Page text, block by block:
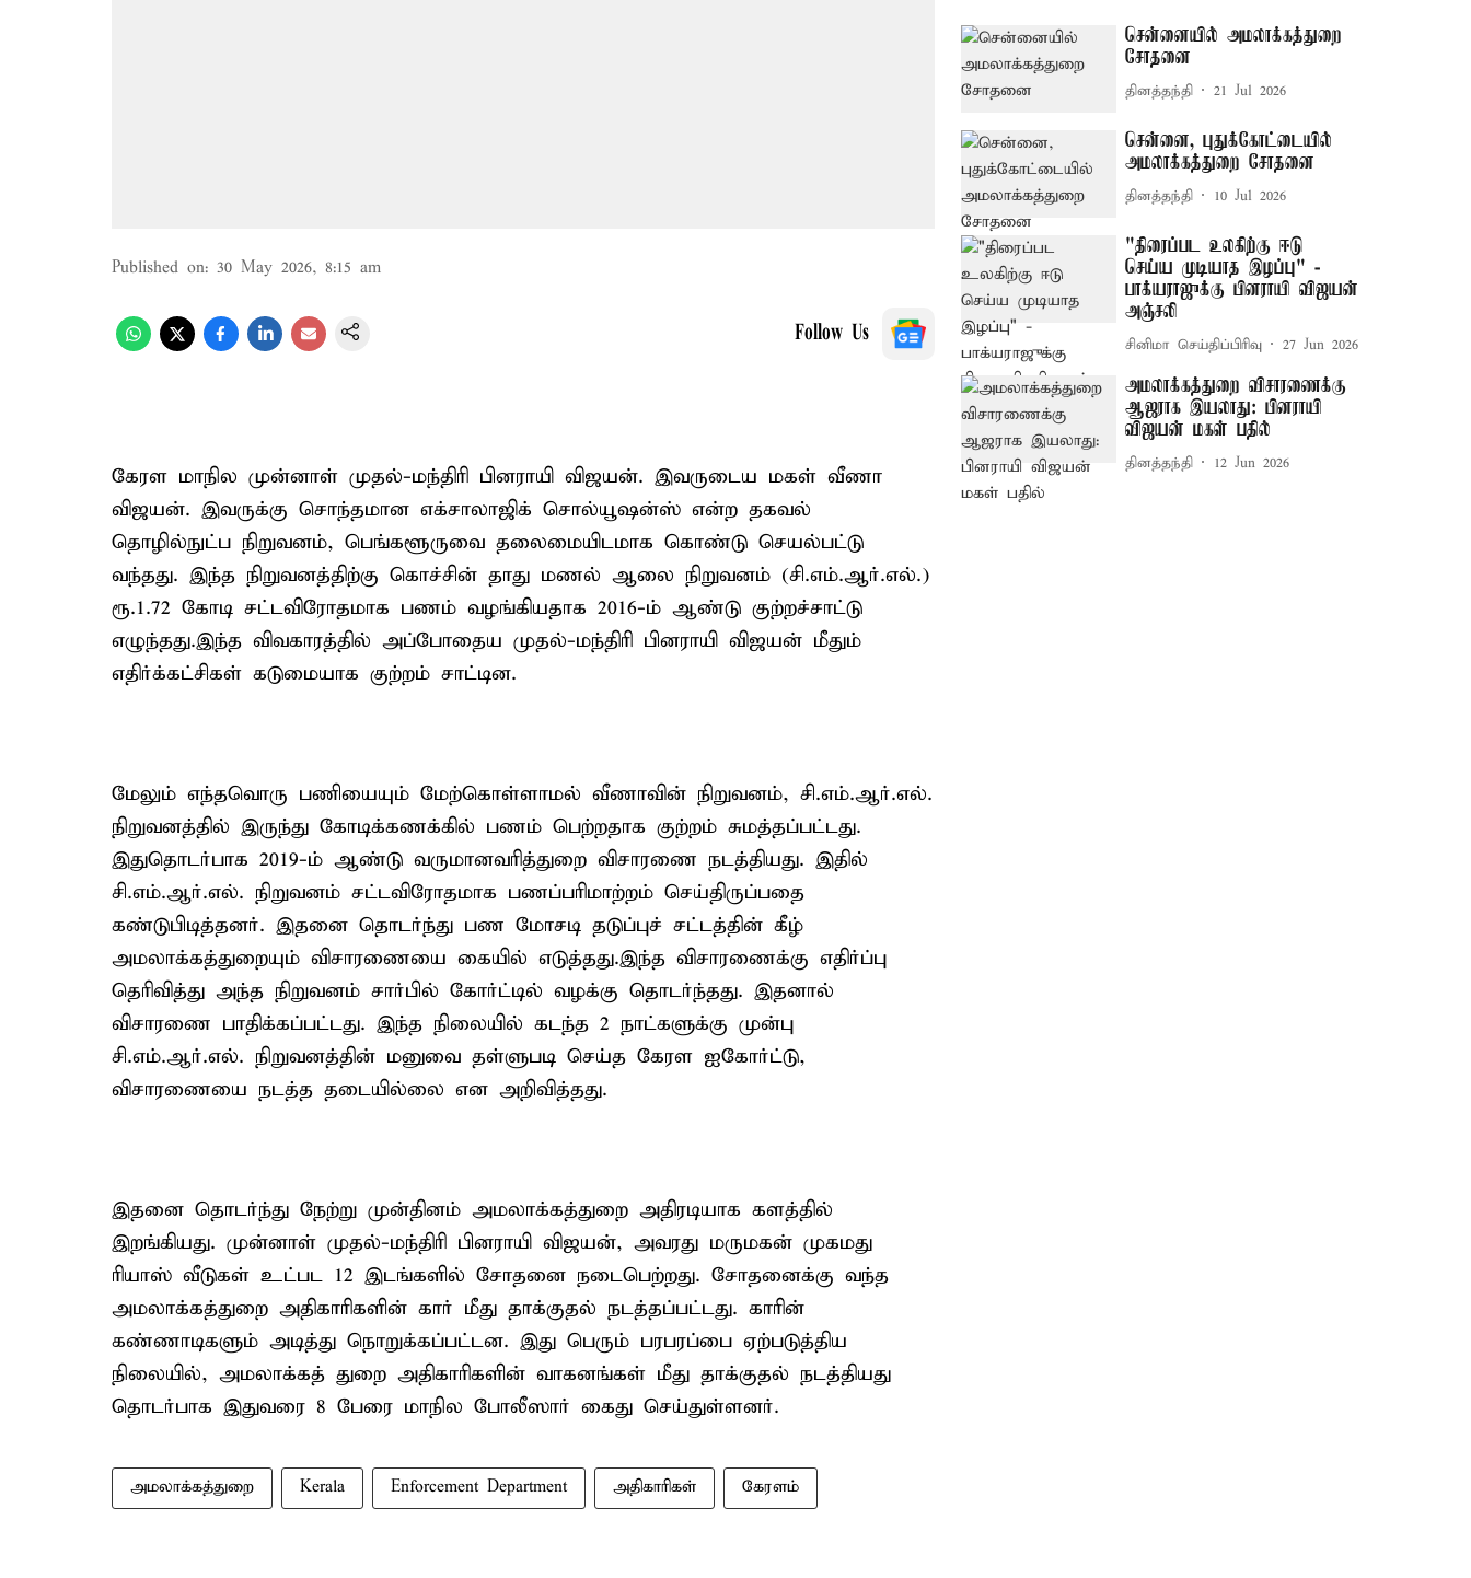
Published on: 30 May 2026, 8:15 am
Follow Us
கேரள மாநில முன்னாள் முதல்-மந்திரி பினராயி விஜயன். இவருடைய மகள் வீணா
விஜயன். இவருக்கு சொந்தமான எக்சாலாஜிக் சொல்யூஷன்ஸ் என்ற தகவல்
தொழில்நுட்ப நிறுவனம், பெங்களூருவை தலைமையிடமாக கொண்டு செயல்பட்டு
வந்தது. இந்த நிறுவனத்திற்கு கொச்சின் தாது மணல் ஆலை நிறுவனம் (சி.எம்.ஆர்.எல்.)
ரூ.1.72 கோடி சட்டவிரோதமாக பணம் வழங்கியதாக 2016-ம் ஆண்டு குற்றச்சாட்டு
எழுந்தது.இந்த விவகாரத்தில் அப்போதைய முதல்-மந்திரி பினராயி விஜயன் மீதும்
எதிர்க்கட்சிகள் கடுமையாக குற்றம் சாட்டின.
மேலும் எந்தவொரு பணியையும் மேற்கொள்ளாமல் வீணாவின் நிறுவனம், சி.எம்.ஆர்.எல்.
நிறுவனத்தில் இருந்து கோடிக்கணக்கில் பணம் பெற்றதாக குற்றம் சுமத்தப்பட்டது.
இதுதொடர்பாக 2019-ம் ஆண்டு வருமானவரித்துறை விசாரணை நடத்தியது. இதில்
சி.எம்.ஆர்.எல். நிறுவனம் சட்டவிரோதமாக பணப்பரிமாற்றம் செய்திருப்பதை
கண்டுபிடித்தனர். இதனை தொடர்ந்து பண மோசடி தடுப்புச் சட்டத்தின் கீழ்
அமலாக்கத்துறையும் விசாரணையை கையில் எடுத்தது.இந்த விசாரணைக்கு எதிர்ப்பு
தெரிவித்து அந்த நிறுவனம் சார்பில் கோர்ட்டில் வழக்கு தொடர்ந்தது. இதனால்
விசாரணை பாதிக்கப்பட்டது. இந்த நிலையில் கடந்த 2 நாட்களுக்கு முன்பு
சி.எம்.ஆர்.எல். நிறுவனத்தின் மனுவை தள்ளுபடி செய்த கேரள ஐகோர்ட்டு,
விசாரணையை நடத்த தடையில்லை என அறிவித்தது.
இதனை தொடர்ந்து நேற்று முன்தினம் அமலாக்கத்துறை அதிரடியாக களத்தில்
இறங்கியது. முன்னாள் முதல்-மந்திரி பினராயி விஜயன், அவரது மருமகன் முகமது
ரியாஸ் வீடுகள் உட்பட 12 இடங்களில் சோதனை நடைபெற்றது. சோதனைக்கு வந்த
அமலாக்கத்துறை அதிகாரிகளின் கார் மீது தாக்குதல் நடத்தப்பட்டது. காரின்
கண்ணாடிகளும் அடித்து நொறுக்கப்பட்டன. இது பெரும் பரபரப்பை ஏற்படுத்திய
நிலையில், அமலாக்கத் துறை அதிகாரிகளின் வாகனங்கள் மீது தாக்குதல் நடத்தியது
தொடர்பாக இதுவரை 8 பேரை மாநில போலீஸார் கைது செய்துள்ளனர்.
அமலாக்கத்துறை Kerala Enforcement Department அதிகாரிகள் கேரளம்
சென்னையில் அமலாக்கத்துறை
சோதனை
தினத்தந்தி 21 Jul 2026
சென்னை, புதுக்கோட்டையில்
அமலாக்கத்துறை சோதனை
தினத்தந்தி 10 Jul 2026
"திரைப்பட உலகிற்கு ஈடு
செய்ய முடியாத இழப்பு" -
பாக்யராஜுக்கு பினராயி விஜயன்
அஞ்சலி
சினிமா செய்திப்பிரிவு 27 Jun 2026
அமலாக்கத்துறை விசாரணைக்கு
ஆஜராக இயலாது: பினராயி
விஜயன் மகள் பதில்
தினத்தந்தி 12 Jun 2026